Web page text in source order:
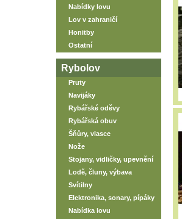
Nabídky lovu
Lov v zahraničí
Honitby
Ostatní
Rybolov
Pruty
Navijáky
Rybářské oděvy
Rybářská obuv
Šňůry, vlasce
Nože
Stojany, vidličky, upevnění
Lodě, čluny, výbava
Svítilny
Elektronika, sonary, pípáky
Nabídka lovu